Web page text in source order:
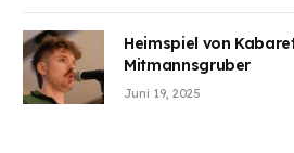
Heimspiel von
Mitmannsgruber
Juni 19, 2025